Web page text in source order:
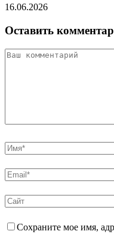
16.06.2026
Оставить
Сохраните мое имя,